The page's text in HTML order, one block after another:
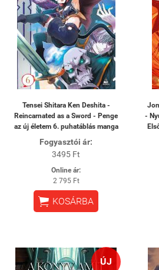
Tensei Shitara Ken Deshita -
Reincarnated as a Sword - Penge
az új életem 6. puhatáblás manga
Fogyasztói ár:
3495 Ft
Online ár:
2 795 Ft
 KOSÁRBA
-
ÚJ